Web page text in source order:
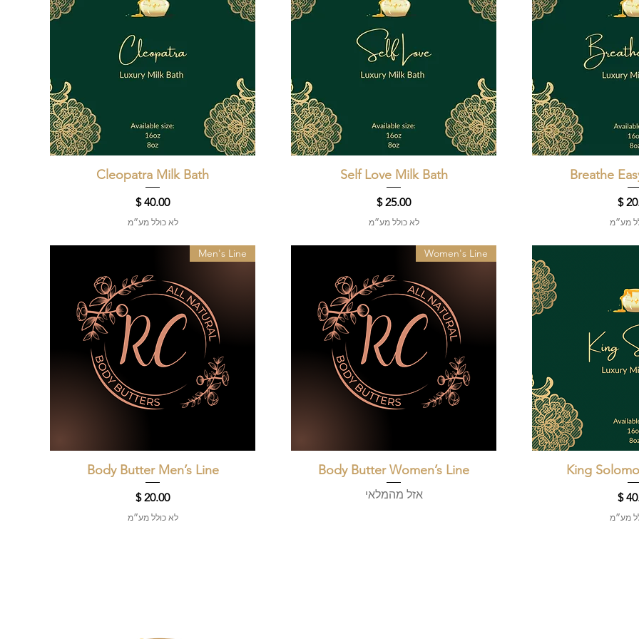
מהירהBreathe
מע״מ
תצוגה מהירה
Self Love Milk Bath
מחיר‏25.00 ‏$
לא כולל מע״מ
תצוגה מהירה
Cleopatra Milk Bath
מחיר‏40.00 ‏$
לא כולל מע״מ
מהירה King
מע״מ
תצוגה מהירה
Women's Line
Body Butter Women’s Line
אזל מהמלאי
תצוגה מהירה
Men's Line
Body Butter Men’s Line
מחיר‏20.00 ‏$
לא כולל מע״מ